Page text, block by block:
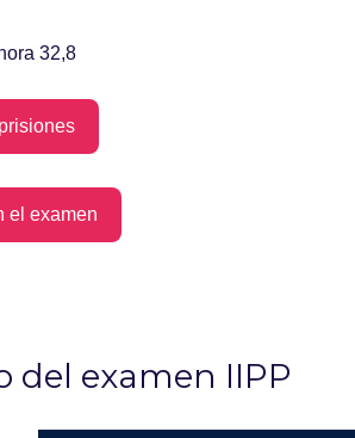
32,8
el examen
del examen IIPP